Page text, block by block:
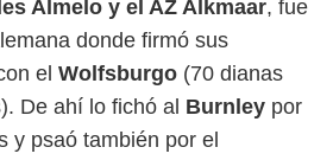
Almelo y el AZ Alkmaar, fue
donde firmó sus
el Wolfsburgo (70 dianas
De ahí lo fichó al Burnley por
y psaó también por el